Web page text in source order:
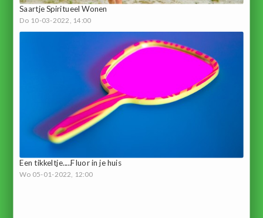
Saartje Spiritueel Wonen
Do 10-03-2022, 14:00
Een tikkeltje.....Fluor in je huis
Wo 05-01-2022, 12:00